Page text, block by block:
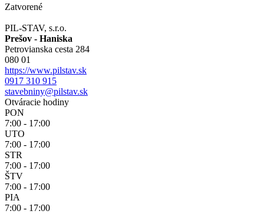
Zatvorené
PIL-STAV, s.r.o.
Prešov - Haniska
Petrovianska cesta 284
080 01
https://www.pilstav.sk
0917 310 915
stavebniny@pilstav.sk
Otváracie hodiny
PON
7:00 - 17:00
UTO
7:00 - 17:00
STR
7:00 - 17:00
ŠTV
7:00 - 17:00
PIA
7:00 - 17:00